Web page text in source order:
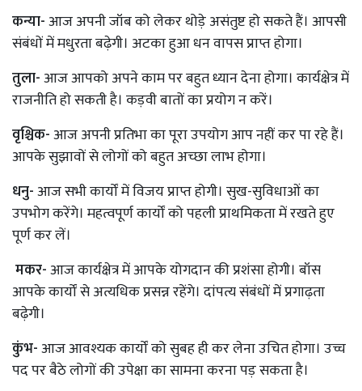
कन्या-आज अपनी जॉब को लेकर थोड़े असंतुष्ट हो सकते हैं। आपसी
संबंधों में मधुरता बढ़ेगी। अटका हुआ धन वापस प्राप्त होगा।
तुला-आज आपको अपने काम पर बहुत ध्यान देना होगा। कार्यक्षेत्र में
राजनीति हो सकती है। कड़वी बातों का प्रयोग न करें।
वृश्चिक-आज अपनी प्रतिभा का पूरा उपयोग आप नहीं कर पा रहे हैं।
आपके सुझावों से लोगों को बहुत अच्छा लाभ होगा।
धनु-आज सभी कार्यों में विजय प्राप्त होगी। सुख-सुविधाओं का
उपभोग करेंगे। महत्वपूर्ण कार्यों को पहली प्राथमिकता में रखते हुए
पूर्ण कर लें।
मकर-आज कार्यक्षेत्र में आपके योगदान की प्रशंसा होगी। बॉस
आपके कार्यों से अत्यधिक प्रसन्न रहेंगे। दांपत्य संबंधों में प्रगाढ़ता
बढ़ेगी।
कुंभ-आज आवश्यक कार्यों को सुबह ही कर लेना उचित होगा। उच्च
पद पर बैठे लोगों की उपेक्षा का सामना करना पड़ सकता है।